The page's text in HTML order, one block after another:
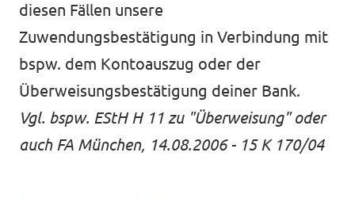
diesen Fällen unsere
Zuwendungsbestätigung in Verbindung mit
bspw. dem Kontoauszug oder der
Überweisungsbestätigung deiner Bank.
Vgl. bspw. EStH H 11 zu "Überweisung" oder
auch FA München, 14.08.2006 - 15 K 170/04